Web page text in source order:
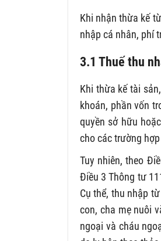
Khi nhận thừa kế
nhập cá nhân, phí
3.1 Thuế thu
Khi thừa kế tài
khoán, phần vốn
quyền sở hữu
cho các trường
Tuy nhiên, theo
Điều 3 Thông tư
Cụ thể, thu nhập
con, cha mẹ nuôi
ngoại và cháu